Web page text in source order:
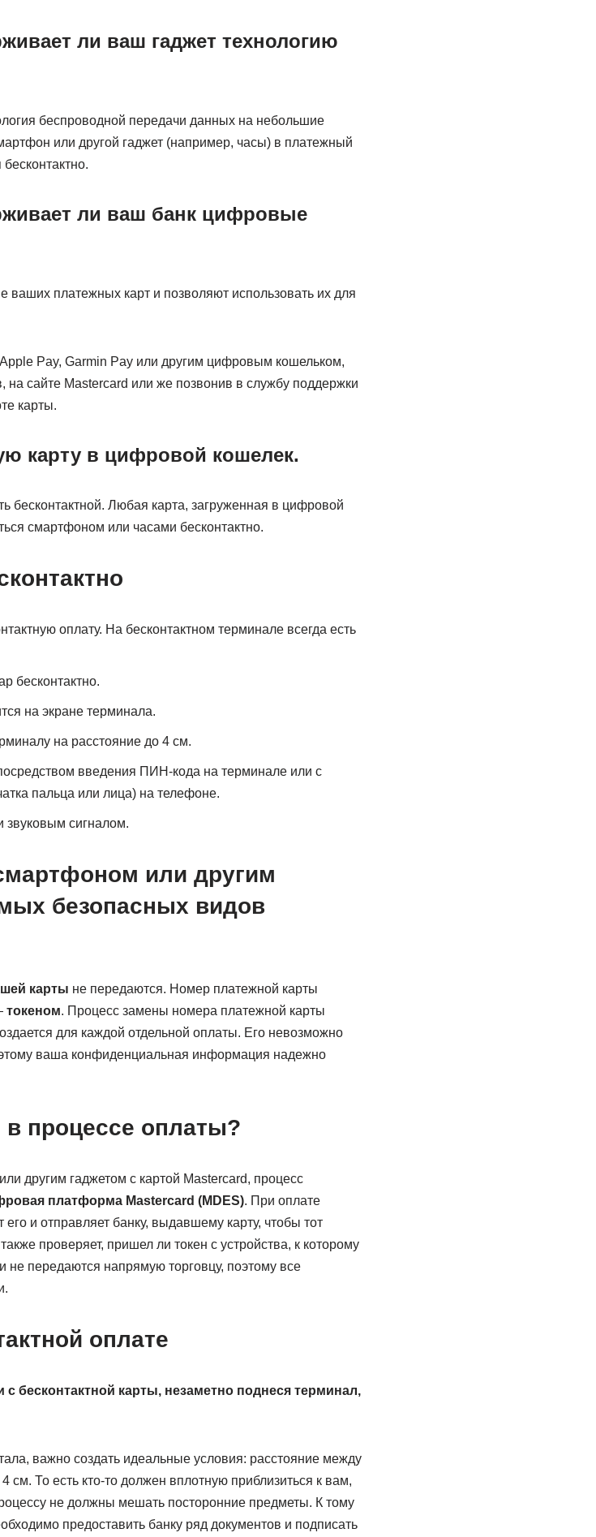
ли ваш гаджет технологию
беспроводной передачи данных на небольшие
или другой гаджет (например, часы) в платежный
ли ваш банк цифровые
платежных карт и позволяют использовать их для
Pay, Garmin Pay или другим цифровым кошельком,
на сайте Mastercard или же позвонив в службу поддержки
карты.
карту в цифровой кошелек.
бесконтактной. Любая карта, загруженная в цифровой
смартфоном или часами бесконтактно.
оплату. На бесконтактном терминале всегда есть
бесконтактно.
на экране терминала.
на расстояние до 4 см.
введения ПИН-кода на терминале или с
пальца или лица) на телефоне.
звуковым сигналом.
или другим
безопасных видов
карты не передаются. Номер платежной карты
токеном. Процесс замены номера платежной карты
для каждой отдельной оплаты. Его невозможно
ваша конфиденциальная информация надежно
процессе оплаты?
другим гаджетом с картой Mastercard, процесс
платформа Mastercard (MDES). При оплате
и отправляет банку, выдавшему карту, чтобы тот
проверяет, пришел ли токен с устройства, к которому
передаются напрямую торговцу, поэтому все
оплате
бесконтактной карты, незаметно поднеся терминал,
важно создать идеальные условия: расстояние между
То есть кто-то должен вплотную приблизиться к вам,
не должны мешать посторонние предметы. К тому
предоставить банку ряд документов и подписать